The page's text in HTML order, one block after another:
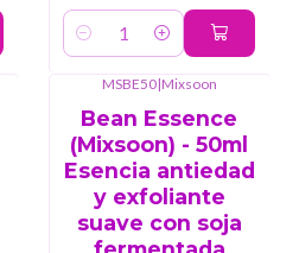
Cantidad
MSBE50|Mixsoon
Bean Essence
(Mixsoon) - 50ml
Esencia antiedad
y exfoliante
suave con soja